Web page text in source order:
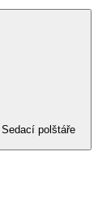
Sedací polštáře